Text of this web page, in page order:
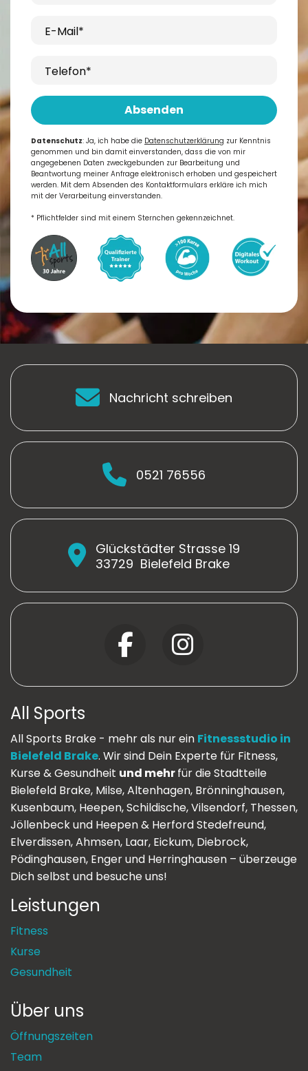
E-Mail*
Telefon*
Absenden
Datenschutz: Ja, ich habe die Datenschutzerklärung zur Kenntnis
genommen und bin damit einverstanden, dass die von mir
angegebenen Daten zweckgebunden zur Bearbeitung und
Beantwortung meiner Anfrage elektronisch erhoben und gespeichert
werden. Mit dem Absenden des Kontaktformulars erkläre ich mich
mit der Verarbeitung einverstanden.
* Pflichtfelder sind mit einem Sternchen gekennzeichnet.
Nachricht schreiben
0521 76556
Glückstädter Strasse 19
33729 Bielefeld Brake
All Sports
All Sports Brake - mehr als nur ein Fitnessstudio in
Bielefeld Brake. Wir sind Dein Experte für Fitness,
Kurse & Gesundheit und mehrfür die Stadtteile
Bielefeld Brake, Milse, Altenhagen, Brönninghausen,
Kusenbaum, Heepen, Schildische, Vilsendorf, Thessen,
Jöllenbeck und Heepen & Herford Stedefreund,
Elverdissen, Ahmsen, Laar, Eickum, Diebrock,
Pödinghausen, Enger und Herringhausen – überzeuge
Dich selbst und besuche uns!
Leistungen
Fitness
Kurse
Gesundheit
Über uns
Öffnungszeiten
Team